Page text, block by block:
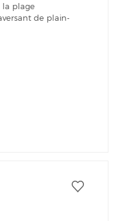
la plage
de plain-